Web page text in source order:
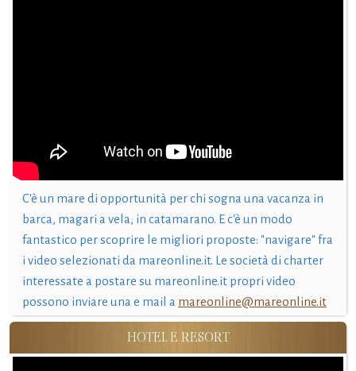
C'è un mare di opportunità per chi sogna una vacanza in
barca, magari a vela, in catamarano. E c'è un modo
fantastico per scoprire le migliori proposte: "navigare" fra
i video selezionati da mareonline.it. Le società di charter
interessate a postare su mareonline.it propri video
possono inviare una e mail a mareonline@mareonline.it
HOTEL E RESORT